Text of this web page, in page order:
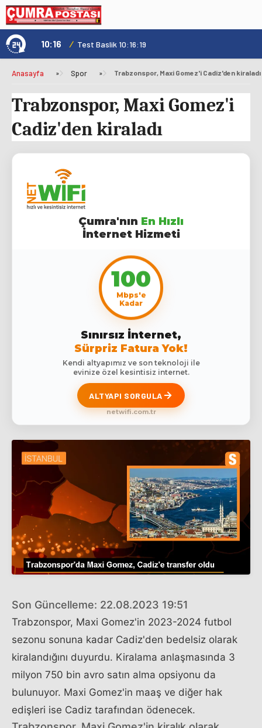
10:16 / Test Baslik 10:16:19
Anasayfa » Spor » Trabzonspor, Maxi Gomez'i Cadiz'den kiraladı
Trabzonspor, Maxi Gomez'i
Cadiz'den kiraladı
Çumra'nın En Hızlı
İnternet Hizmeti
100
Mbps'e
Kadar
Sınırsız İnternet,
Sürpriz Fatura Yok!
Kendi altyapımız ve son teknoloji ile
evinize özel kesintisiz internet.
ALTYAPI SORGULA
netwifi.com.tr
Son Güncelleme: 22.08.2023 19:51
Trabzonspor, Maxi Gomez'in 2023-2024 futbol
sezonu sonuna kadar Cadiz'den bedelsiz olarak
kiralandığını duyurdu. Kiralama anlaşmasında 3
milyon 750 bin avro satın alma opsiyonu da
bulunuyor. Maxi Gomez'in maaş ve diğer hak
edişleri ise Cadiz tarafından ödenecek.